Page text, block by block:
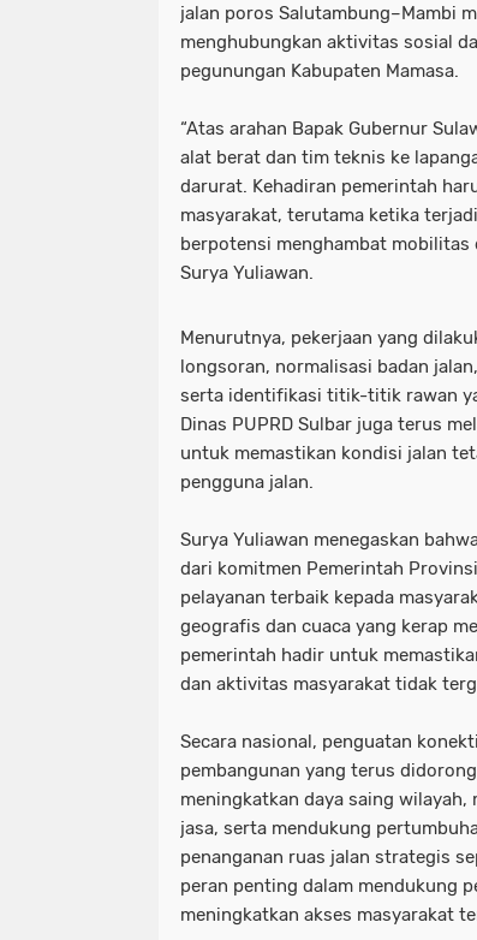
jalan poros Salutambung–Mambi
menghubungkan aktivitas sosial
pegunungan Kabupaten Mamasa.
“Atas arahan Bapak Gubernur
alat berat dan tim teknis ke
darurat. Kehadiran pemerintah
masyarakat, terutama ketika
berpotensi menghambat mobilitas
Surya Yuliawan.
Menurutnya, pekerjaan yang
longsoran, normalisasi badan
serta identifikasi titik-titik rawan
Dinas PUPRD Sulbar juga terus
untuk memastikan kondisi jalan
pengguna jalan.
Surya Yuliawan menegaskan
dari komitmen Pemerintah
pelayanan terbaik kepada
geografis dan cuaca yang kerap
pemerintah hadir untuk
dan aktivitas masyarakat tidak
Secara nasional, penguatan
pembangunan yang terus
meningkatkan daya saing
jasa, serta mendukung
penanganan ruas jalan strategis
peran penting dalam mendukung
meningkatkan akses masyarakat